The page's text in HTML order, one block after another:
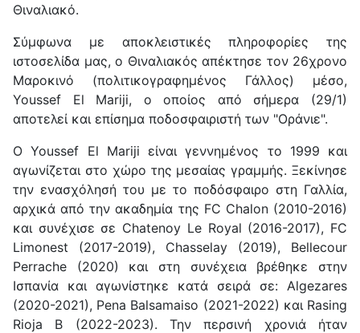
Θιναλιακό.
Σύμφωνα με αποκλειστικές πληροφορίες της
ιστοσελίδα μας, ο Θιναλιακός απέκτησε τον 26χρονο
Μαροκινό (πολιτικογραφημένος Γάλλος) μέσο,
Youssef El Mariji, ο οποίος από σήμερα (29/1)
αποτελεί και επίσημα ποδοσφαιριστή των "Οράνιε".
O Youssef El Mariji είναι γεννημένος το 1999 και
αγωνίζεται στο χώρο της μεσαίας γραμμής. Ξεκίνησε
την ενασχόλησή του με το ποδόσφαιρο στη Γαλλία,
αρχικά από την ακαδημία της FC Chalon (2010-2016)
και συνέχισε σε Chatenoy Le Royal (2016-2017), FC
Limonest (2017-2019), Chasselay (2019), Bellecour
Perrache (2020) και στη συνέχεια βρέθηκε στην
Ισπανία και αγωνίστηκε κατά σειρά σε: Algezares
(2020-2021), Pena Balsamaiso (2021-2022) και Rasing
Rioja B (2022-2023). Την περσινή χρονιά ήταν